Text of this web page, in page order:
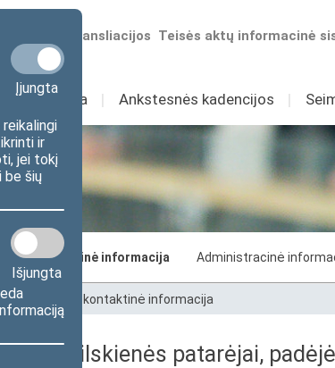
Įjungta
ir
jei tokį
be šių
Išjungta
Teisės aktų informacinė
transliacijos
Veikla I Ankstesnės kadencijos I
ir kontaktinė informacija Administracinė
>Struktūra ir kontaktinė informacija
Zailskienės patarėjai,